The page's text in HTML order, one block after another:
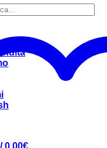
0.00€